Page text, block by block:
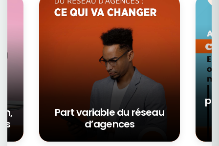
Part variable du réseau
d’agences